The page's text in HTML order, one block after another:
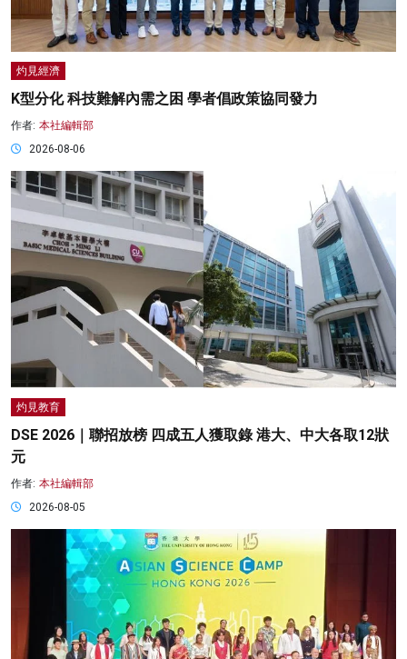
灼見經濟
K型分化 科技難解內需之困 學者倡政策協同發力
作者: 本社編輯部
2026-08-06
灼見教育
DSE 2026｜聯招放榜 四成五人獲取錄 港大、中大各取12狀
元
作者: 本社編輯部
2026-08-05